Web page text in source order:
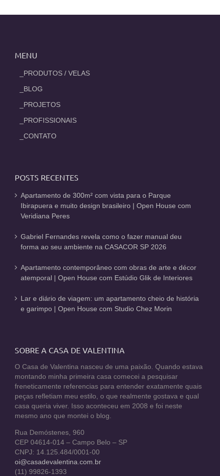
MENU
_PRODUTOS / VELAS
_BLOG
_PROJETOS
_PROFISSIONAIS
_CONTATO
POSTS RECENTES
Apartamento de 300m² com vista para o Parque
Ibirapuera e muito design brasileiro | Open House com
Veridiana Peres
Gabriel Fernandes revela como o fazer manual deu
forma ao seu ambiente na CASACOR SP 2026
Apartamento contemporâneo com obras de arte e décor
atemporal | Open House com Estúdio Glik de Interiores
Lar e diário de viagem: um apartamento cheio de história
e garimpo | Open House com Studio Chez Morin
SOBRE A CASA DE VALENTINA
O Casa de Valentina nasceu de uma paixão. Quando estava
montando minha primeira casa comecei a pesquisar
freneticamente referencias para entender exatamente quais
peças refletiam meu estilo, o que realmente gostava e qual
casa queria viver. Isso aconteceu em 2008 e foi neste
mesmo ano que montei o blog.
Rua Demóstenes, 960
CEP 04614-014 – Campo Belo – SP
CNPJ: 14.125.484/0001-00
oi@casadevalentina.com.br
(11) 99826-1393